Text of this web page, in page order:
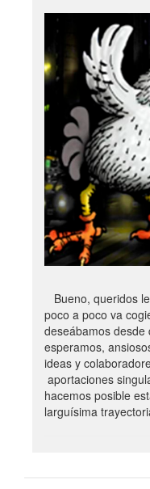
Bueno, queridos
poco a poco va
deseábamos desde
esperamos,
ideas y
aportaciones
hacemos posible
larguísima